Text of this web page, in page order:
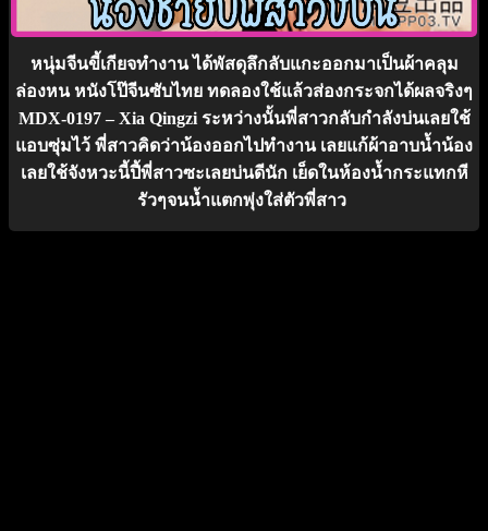
หนุ่มจีนขี้เกียจทำงาน ได้พัสดุลึกลับแกะออกมาเป็นผ้าคลุม
ล่องหน หนังโป๊จีนซับไทย ทดลองใช้แล้วส่องกระจกได้ผลจริงๆ
MDX-0197 – Xia Qingzi ระหว่างนั้นพี่สาวกลับกำลังบ่นเลยใช้
แอบซุ่มไว้ พี่สาวคิดว่าน้องออกไปทำงาน เลยแก้ผ้าอาบน้ำน้อง
เลยใช้จังหวะนี้ปี้พี่สาวซะเลยบ่นดีนัก เย็ดในห้องน้ำกระแทกหี
รัวๆจนน้ำแตกพุ่งใส่ตัวพี่สาว